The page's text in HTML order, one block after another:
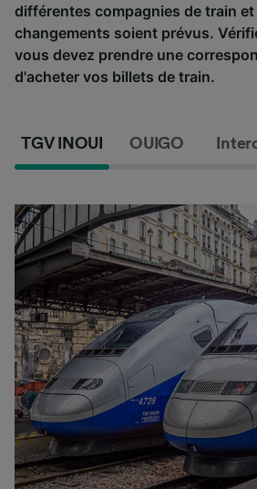
différentes compagnies de train et
changements soient prévus.
vous devez prendre une
d'acheter vos billets de train.
TGV INOUI OUIGO